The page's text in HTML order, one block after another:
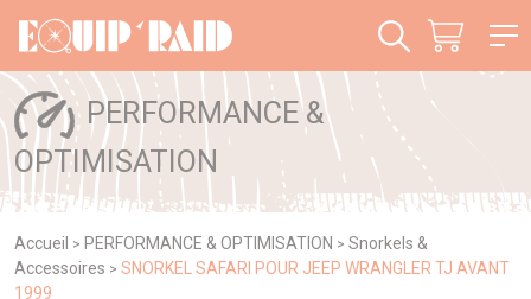
PERFORMANCE &
OPTIMISATION
Accueil > PERFORMANCE & OPTIMISATION > Snorkels &
Accessoires > SNORKEL SAFARI POUR JEEP WRANGLER TJ AVANT
1999
Panneau de gestion des cookies